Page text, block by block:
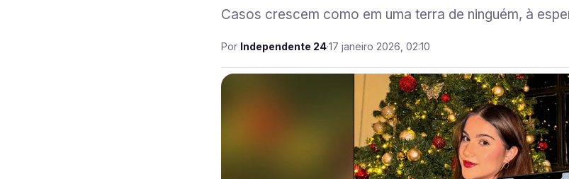
Casos crescem como em uma terra de ninguém, à
Por Independente 24·17 janeiro 2026, 02:10